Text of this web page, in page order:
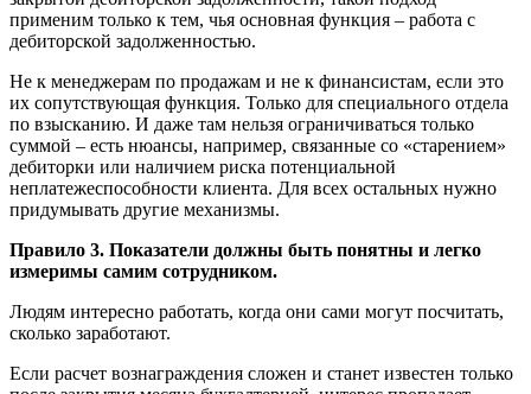
применим только к тем, чья основная функция – работа с
дебиторской задолженностью.
Не к менеджерам по продажам и не к финансистам, если это
их сопутствующая функция. Только для специального отдела
по взысканию. И даже там нельзя ограничиваться только
суммой – есть нюансы, например, связанные со «старением»
дебиторки или наличием риска потенциальной
неплатежеспособности клиента. Для всех остальных нужно
придумывать другие механизмы.
Правило 3. Показатели должны быть понятны и легко
измеримы самим сотрудником.
Людям интересно работать, когда они сами могут посчитать,
сколько заработают.
Если расчет вознаграждения сложен и станет известен только